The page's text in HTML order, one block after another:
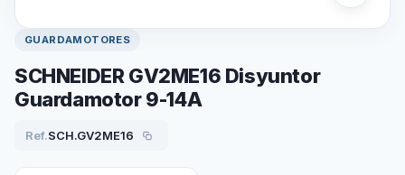
GUARDAMOTORES
SCHNEIDER GV2ME16 Disyuntor
Guardamotor 9-14A
Ref.SCH.GV2ME16